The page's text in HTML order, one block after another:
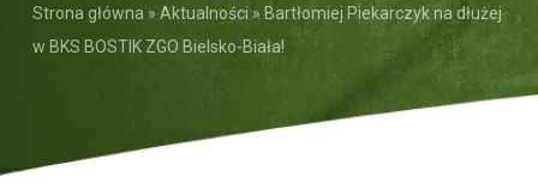
Strona główna » Aktualności» Bartłomiej Piekarczyk na dłużej
w BKS BOSTIK ZGO Bielsko-Biała!